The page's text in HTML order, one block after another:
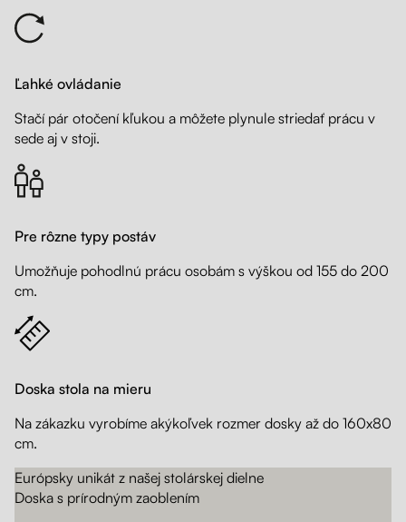
Ľahké ovládanie
Stačí pár otočení kľukou a môžete plynule striedať prácu v
sede aj v stoji.
Pre rôzne typy postáv
Umožňuje pohodlnú prácu osobám s výškou od 155 do 200
cm.
Doska stola na mieru
Na zákazku vyrobíme akýkoľvek rozmer dosky až do 160x80
cm.
Európsky unikát z našej stolárskej dielne
Doska s prírodným zaoblením